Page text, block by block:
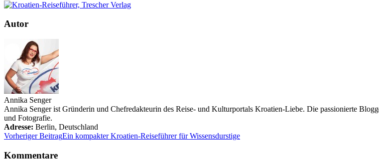
Autor
Annika Senger
Annika Senger ist Gründerin und Chefredakteurin des Reise- und Kulturportals Kroatien-Liebe. Die passionierte
und Fotografie.
Adresse: Berlin, Deutschland
Vorheriger BeitragEin kompakter Kroatien-Reiseführer für Wissensdurstige
Kommentare